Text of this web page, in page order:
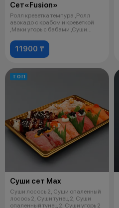
Сет«Fusion»
Ролл креветка темпура ,Ролл
авокадо с крабом и креветкой
,Маки угорь с бабами ,Суши
11900 ₸
ТОП
Суши сет Max
Суши лосось 2, Суши опаленный
лосось 2, Суши тунец 2, Суши
опаленный тунец 2, Суши угорь 2